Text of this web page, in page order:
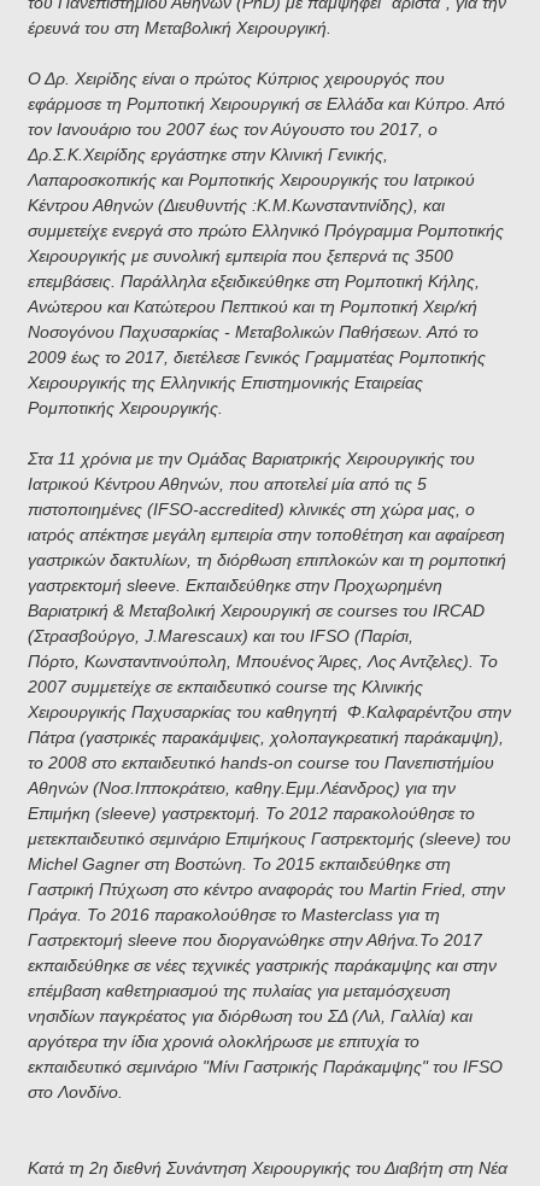
έρευνά του στη Μεταβολική Χειρουργική.
Ο Δρ. Χειρίδης είναι ο πρώτος Κύπριος χειρουργός που
εφάρμοσε τη Ρομποτική Χειρουργική σε Ελλάδα και Κύπρο. Από
τον Ιανουάριο του 2007 έως τον Αύγουστο του 2017, ο
Δρ.Σ.Κ.Χειρίδης εργάστηκε στην Κλινική Γενικής,
Λαπαροσκοπικής και Ρομποτικής Χειρουργικής του Ιατρικού
Κέντρου Αθηνών (Διευθυντής :Κ.Μ.Κωνσταντινίδης), και
συμμετείχε ενεργά στο πρώτο Ελληνικό Πρόγραμμα Ρομποτικής
Χειρουργικής με συνολική εμπειρία που ξεπερνά τις 3500
επεμβάσεις. Παράλληλα εξειδικεύθηκε στη Ρομποτική Κήλης,
Ανώτερου και Κατώτερου Πεπτικού και τη Ρομποτική Χειρ/κή
Νοσογόνου Παχυσαρκίας - Μεταβολικών Παθήσεων. Από το
2009 έως το 2017, διετέλεσε Γενικός Γραμματέας Ρομποτικής
Χειρουργικής της Ελληνικής Επιστημονικής Εταιρείας
Ρομποτικής Χειρουργικής.
Στα 11 χρόνια με την Ομάδας Βαριατρικής Χειρουργικής του
Ιατρικού Κέντρου Αθηνών, που αποτελεί μία από τις 5
πιστοποιημένες (IFSO-accredited) κλινικές στη χώρα μας, ο
ιατρός απέκτησε μεγάλη εμπειρία στην τοποθέτηση και αφαίρεση
γαστρικών δακτυλίων, τη διόρθωση επιπλοκών και τη ρομποτική
γαστρεκτομή sleeve. Εκπαιδεύθηκε στην Προχωρημένη
Βαριατρική & Μεταβολική Χειρουργική σε courses του IRCAD
(Στρασβούργο, J.Marescaux) και του IFSO (Παρίσι,
Πόρτο,Κωνσταντινούπολη,Μπουένος Άιρες, Λος Αντζελες). Το
2007 συμμετείχε σε εκπαιδευτικό course της Κλινικής
Χειρουργικής Παχυσαρκίας του καθηγητή Φ.Καλφαρέντζου στην
Πάτρα (γαστρικές παρακάμψεις, χολοπαγκρεατική παράκαμψη),
το 2008 στο εκπαιδευτικό hands-on course του Πανεπιστήμίου
Αθηνών (Νοσ.Ιπποκράτειο, καθηγ.Εμμ.Λέανδρος) για την
Επιμήκη (sleeve) γαστρεκτομή. Το 2012 παρακολούθησε το
μετεκπαιδευτικό σεμινάριο Επιμήκους Γαστρεκτομής (sleeve) του
Michel Gagner στη Βοστώνη. Το 2015 εκπαιδεύθηκε στη
Γαστρική Πτύχωση στο κέντρο αναφοράς του Martin Fried, στην
Πράγα. Το 2016 παρακολούθησε το Masterclass για τη
Γαστρεκτομή sleeve που διοργανώθηκε στην Αθήνα. Το 2017
εκπαιδεύθηκε σε νέες τεχνικές γαστρικής παράκαμψης και στην
επέμβαση καθετηριασμού της πυλαίας για μεταμόσχευση
νησιδίων παγκρέατος για διόρθωση του ΣΔ (Λιλ, Γαλλία) και
αργότερα την ίδια χρονιάολοκλήρωσε με επιτυχία το
εκπαιδευτικό σεμινάριο "Μίνι Γαστρικής Παράκαμψης" του IFSO
στο Λονδίνο.
Κατά τη 2η διεθνή Συνάντηση Χειρουργικής του Διαβήτη στη Νέα